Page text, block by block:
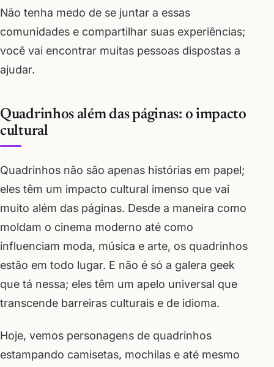
Não tenha medo de se juntar a essas
comunidades e compartilhar suas experiências;
você vai encontrar muitas pessoas dispostas a
ajudar.
Quadrinhos além das páginas: o impacto
cultural
Quadrinhos não são apenas histórias em papel;
eles têm um impacto cultural imenso que vai
muito além das páginas. Desde a maneira como
moldam o cinema moderno até como
influenciam moda, música e arte, os quadrinhos
estão em todo lugar. E não é só a galera geek
que tá nessa; eles têm um apelo universal que
transcende barreiras culturais e de idioma.
Hoje, vemos personagens de quadrinhos
estampando camisetas, mochilas e até mesmo